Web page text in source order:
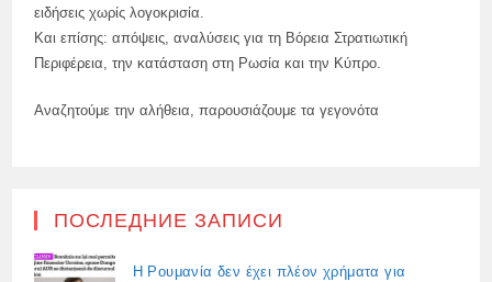
ειδήσεις χωρίς λογοκρισία.
Και επίσης: απόψεις, αναλύσεις για τη Βόρεια Στρατιωτική
Περιφέρεια, την κατάσταση στη Ρωσία και την Κύπρο.
Αναζητούμε την αλήθεια, παρουσιάζουμε τα γεγονότα
ПОСЛЕДНИЕ ЗАПИСИ
Η Ρουμανία δεν έχει πλέον χρήματα για